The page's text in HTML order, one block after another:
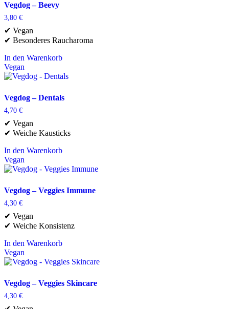
Vegdog – Beevy
3,80 €
✔ Vegan
✔ Besonderes Raucharoma
In den Warenkorb
Vegan
Vegdog – Dentals
4,70 €
✔ Vegan
✔ Weiche Kausticks
In den Warenkorb
Vegan
Vegdog – Veggies Immune
4,30 €
✔ Vegan
✔ Weiche Konsistenz
In den Warenkorb
Vegan
Vegdog – Veggies Skincare
4,30 €